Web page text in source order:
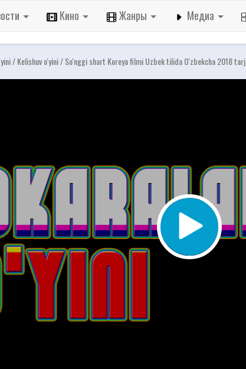
Кино Жанры Медиа
/ Kelishuv o'yini / So'nggi shart Koreya filmi Uzbek tilida O'zbekcha 2018